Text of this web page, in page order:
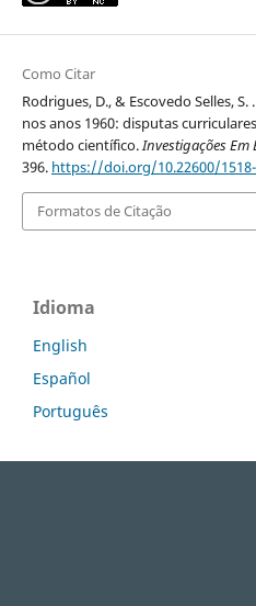
Como Citar
Rodrigues, D., & Escovedo Selles,
nos anos 1960: disputas
método científico.Investigações Em
396. https://doi.org/10.22600/
Formatos de Citação
Idioma
English
Español
Português